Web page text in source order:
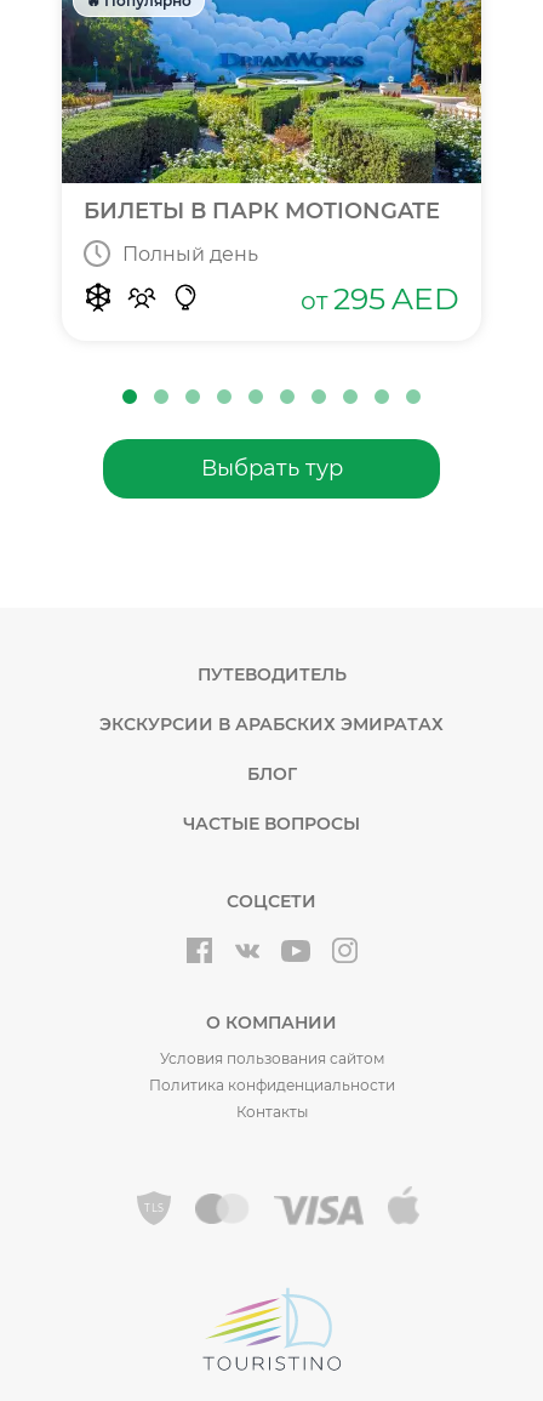
БИЛЕТЫ В ПАРК MOTIONGATE
Полный день
от 295AED
Выбрать тур
ПУТЕВОДИТЕЛЬ
ЭКСКУРСИИ В АРАБСКИХ ЭМИРАТАХ
БЛОГ
ЧАСТЫЕ ВОПРОСЫ
СОЦСЕТИ
О КОМПАНИИ
Условия пользования сайтом
Политика конфиденциальности
Контакты